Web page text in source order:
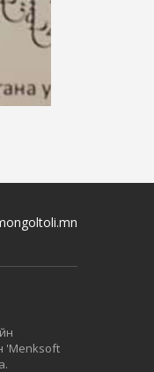
'Menksoft